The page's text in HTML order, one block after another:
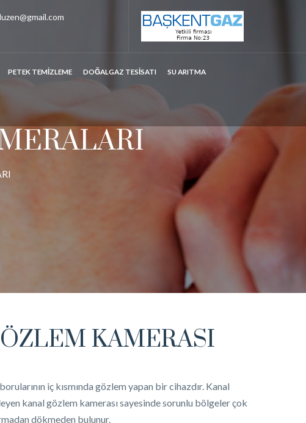
PETEK TEMİZLEME DOĞALGAZ TESİSATI SU ARITMA
KAMERASI
iç kısmında gözlem yapan bir cihazdır. Kanal
kanal gözlem kamerası sayesinde sorunlu bölgeler çok
dökmeden bulunur.